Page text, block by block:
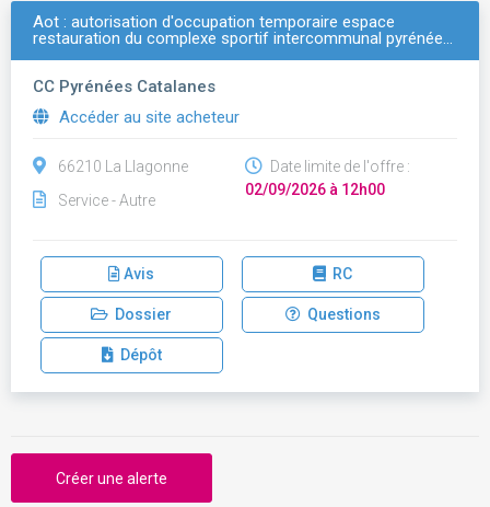
Aot : autorisation d'occupation temporaire espace
restauration du complexe sportif intercommunal pyrénée…
CC Pyrénées Catalanes
Accéder au site acheteur
66210 La Llagonne
Service - Autre
Date limite de l'offre :
02/09/2026 à 12h00
Avis RC
Dossier Questions
Dépôt
Créer une alerte